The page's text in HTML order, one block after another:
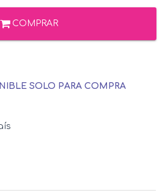
COMPRAR
SOLO PARA COMPRA